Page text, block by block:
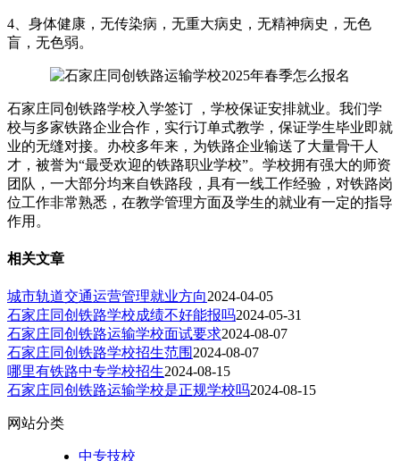
4、身体健康，无传染病，无重大病史，无精神病史，无色
盲，无色弱。
石家庄同创铁路学校入学签订 ，学校保证安排就业。我们学
校与多家铁路企业合作，实行订单式教学，保证学生毕业即就
业的无缝对接。办校多年来，为铁路企业输送了大量骨干人
才，被誉为“最受欢迎的铁路职业学校”。学校拥有强大的师资
团队，一大部分均来自铁路段，具有一线工作经验，对铁路岗
位工作非常熟悉，在教学管理方面及学生的就业有一定的指导
作用。
相关文章
城市轨道交通运营管理就业方向2024-04-05
石家庄同创铁路学校成绩不好能报吗2024-05-31
石家庄同创铁路运输学校面试要求2024-08-07
石家庄同创铁路学校招生范围2024-08-07
哪里有铁路中专学校招生2024-08-15
石家庄同创铁路运输学校是正规学校吗2024-08-15
网站分类
中专技校